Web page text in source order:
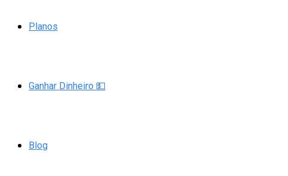
Planos
Ganhar Dinheiro 💵
Blog